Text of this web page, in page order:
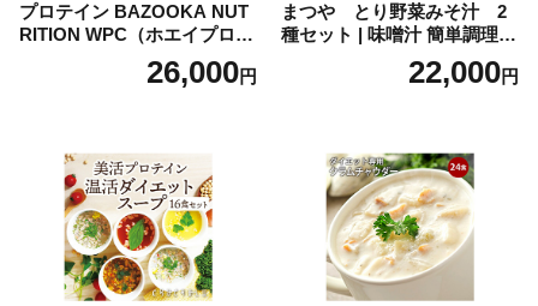
プロテイン BAZOOKA NUT
RITION WPC（ホエイプロテ
イン）＜プレーン＞ 900g｜
バズーカ岡田監修・植物由来
ロン [AIEN005]
26,000円
まつや とり野菜みそ汁 2
種セット | 味噌汁 簡単調理
お味噌 おみそ みそ とり野菜
時短料理 時短ごはん ご当地
22,000円